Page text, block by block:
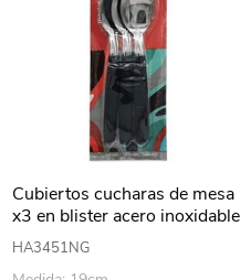
Cubiertos cucharas de mesa
x3 en blister acero inoxidable
NEGRO, PIEMONTE
MARTINAZZO
HA3451NG